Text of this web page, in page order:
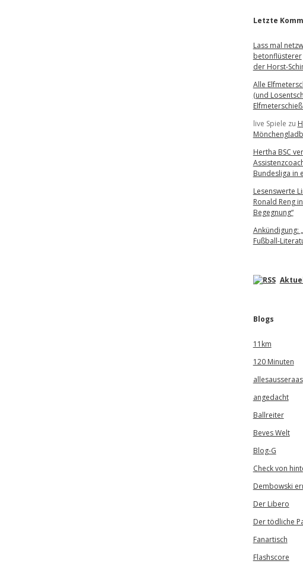
Letzte
Lass mal
betonflüsterer
der Horst-
Alle
(und
live Spiele zu
Hertha BSC
Bundesliga in
Lesenswerte
Ronald Reng
Begegnung“
Ankündigung:
Fußball-
Blogs
11km
120 Minuten
allesausseraas
angedacht
Ballreiter
Beves Welt
Blog-G
Check von
Dembowski
Der Libero
Der tödliche
Fanartisch
Flashscore